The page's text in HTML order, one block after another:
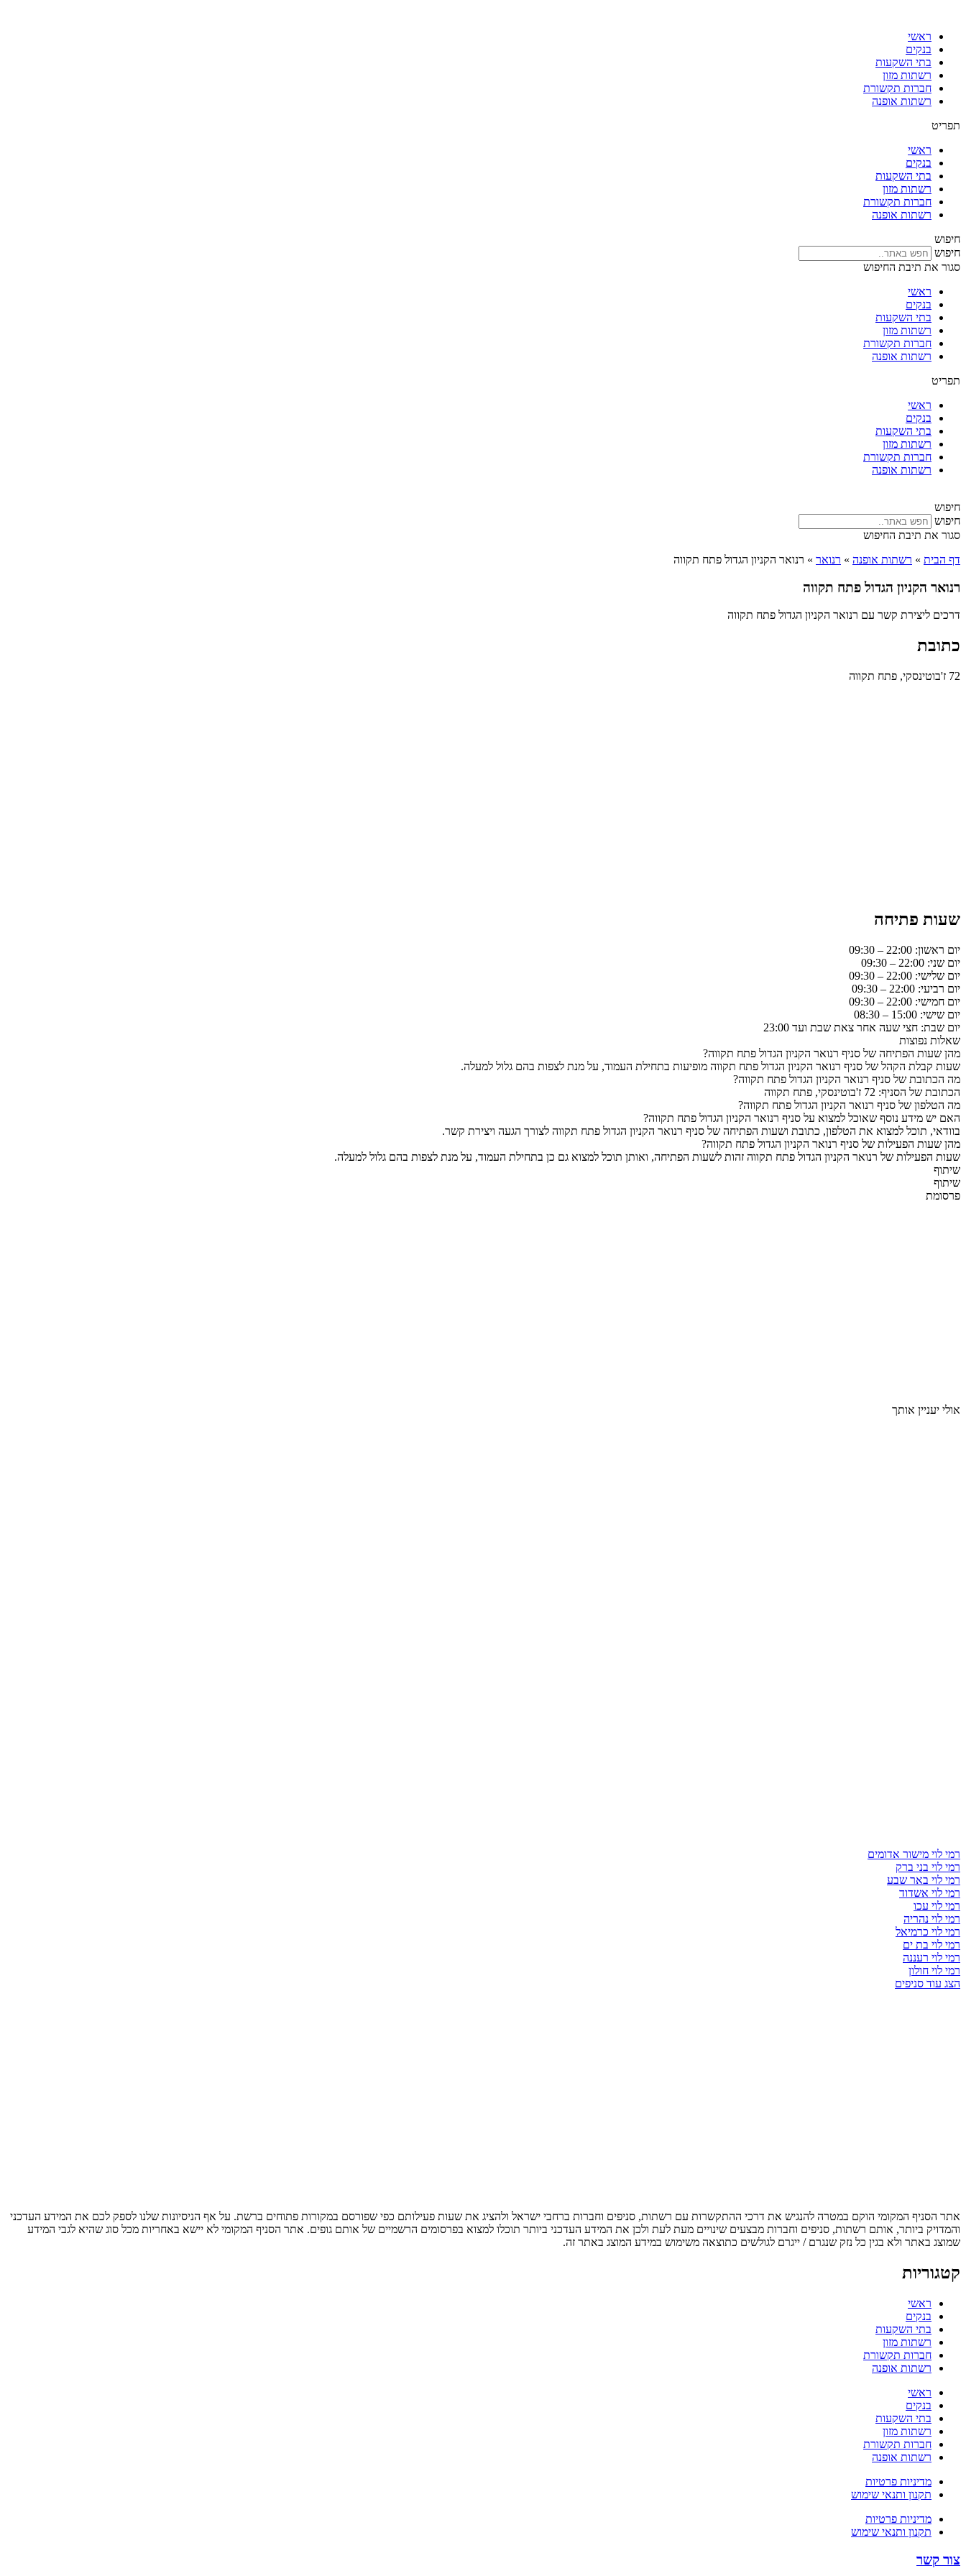
ראשי
בנקים
בתי השקעות
רשתות מזון
חברות תקשורת
רשתות אופנה
תפריט
ראשי
בנקים
בתי השקעות
רשתות מזון
חברות תקשורת
רשתות אופנה
חיפוש
חיפוש
סגור את תיבת החיפוש
ראשי
בנקים
בתי השקעות
רשתות מזון
חברות תקשורת
רשתות אופנה
תפריט
ראשי
בנקים
בתי השקעות
רשתות מזון
חברות תקשורת
רשתות אופנה
חיפוש
חיפוש
סגור את תיבת החיפוש
דף הבית » רשתות אופנה » רנואר » רנואר הקניון הגדול פתח תקווה
רנואר הקניון הגדול פתח תקווה
דרכים ליצירת קשר עם רנואר הקניון הגדול פתח תקווה
כתובת
72 ז'בוטינסקי, פתח תקווה
שעות פתיחה
יום ראשון: 22:00 – 09:30
יום שני: 22:00 – 09:30
יום שלישי: 22:00 – 09:30
יום רביעי: 22:00 – 09:30
יום חמישי: 22:00 – 09:30
יום שישי: 15:00 – 08:30
יום שבת: חצי שעה אחר צאת שבת ועד 23:00
שאלות נפוצות
מהן שעות הפתיחה של סניף רנואר הקניון הגדול פתח תקווה?
שעות קבלת הקהל של סניף רנואר הקניון הגדול פתח תקווה מופיעות בתחילת העמוד, על מנת לצפות בהם גלול למעלה.
מה הכתובת של סניף רנואר הקניון הגדול פתח תקווה?
הכתובת של הסניף: 72 ז'בוטינסקי, פתח תקווה
מה הטלפון של סניף רנואר הקניון הגדול פתח תקווה?
האם יש מידע נוסף שאוכל למצוא על סניף רנואר הקניון הגדול פתח תקווה?
בוודאי, תוכל למצוא את הטלפון, כתובת ושעות הפתיחה של סניף רנואר הקניון הגדול פתח תקווה לצורך הגעה ויצירת קשר.
מהן שעות הפעילות של סניף רנואר הקניון הגדול פתח תקווה?
שעות הפעילות של רנואר הקניון הגדול פתח תקווה זהות לשעות הפתיחה, ואותן תוכל למצוא גם כן בתחילת העמוד, על מנת לצפות בהם גלול למעלה.
שיתוף
שיתוף
פרסומת
אולי יעניין אותך
רמי לוי מישור אדומים
רמי לוי בני ברק
רמי לוי באר שבע
רמי לוי אשדוד
רמי לוי עכו
רמי לוי נהריה
רמי לוי כרמיאל
רמי לוי בת ים
רמי לוי רעננה
רמי לוי חולון
הצג עוד סניפים
אתר הסניף המקומי הוקם במטרה להנגיש את דרכי ההתקשרות עם רשתות, סניפים וחברות ברחבי ישראל ולהציג את שעות פעילותם כפי שפורסם במקורות פתוחים ברשת. על אף הניסיונות שלנו לספק לכם את המידע העדכני
והמדויק ביותר, אותם רשתות, סניפים וחברות מבצעים שינויים מעת לעת ולכן את המידע העדכני ביותר תוכלו למצוא בפרסומים הרשמיים של אותם גופים. אתר הסניף המקומי לא יישא באחריות מכל סוג שהיא לגבי המידע
שמוצג באתר ולא בגין כל נזק שנגרם / ייגרם לגולשים כתוצאה משימוש במידע המוצג באתר זה.
קטגוריות
ראשי
בנקים
בתי השקעות
רשתות מזון
חברות תקשורת
רשתות אופנה
ראשי
בנקים
בתי השקעות
רשתות מזון
חברות תקשורת
רשתות אופנה
מדיניות פרטיות
תקנון ותנאי שימוש
מדיניות פרטיות
תקנון ותנאי שימוש
צור קשר